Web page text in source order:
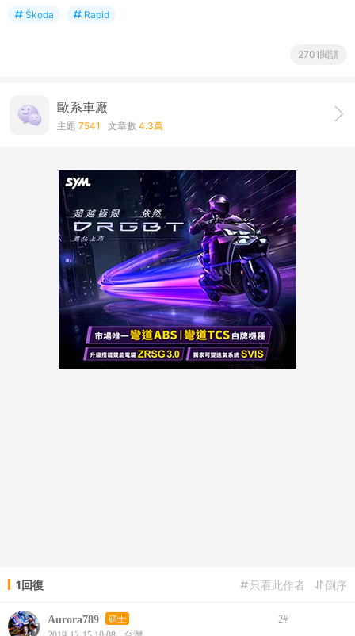
Škoda Rapid
2701閱讀
歐系車廠
主題 7541 文章數 4.3萬
1回復 倒序
只看此作者
Aurora789 碩士 2#